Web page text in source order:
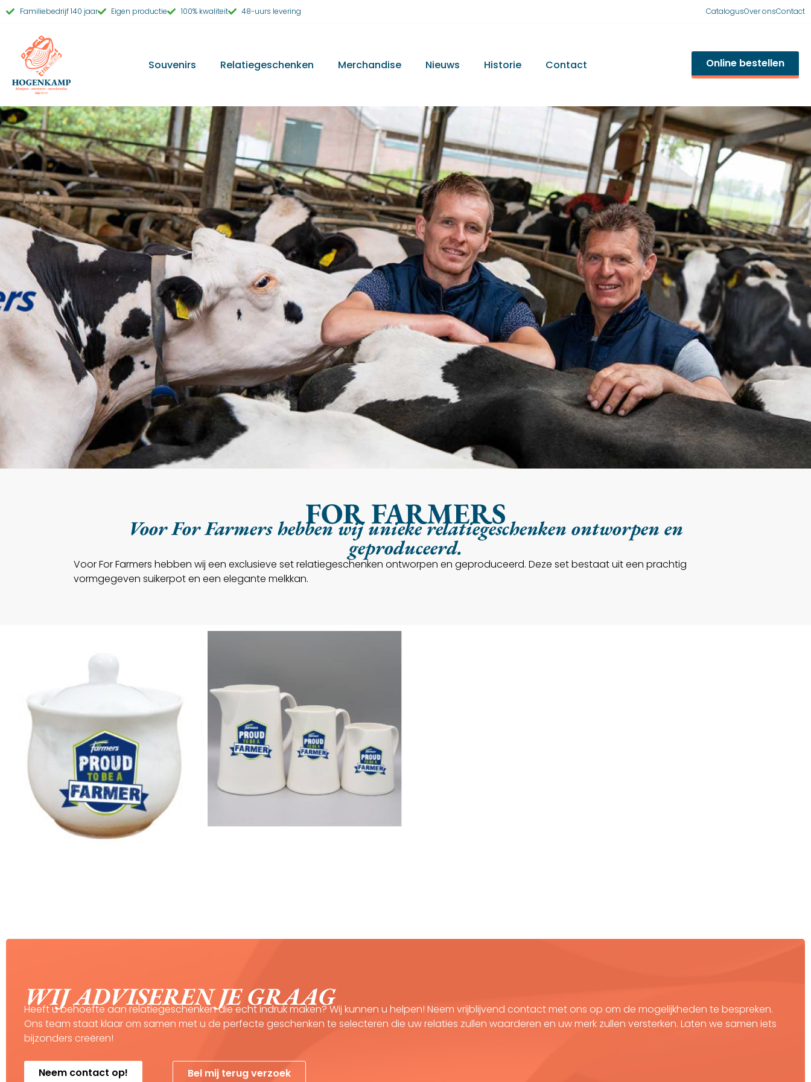
Familiebedrijf 140 jaar Eigen productie 100% kwaliteit 48-uurs levering CatalogusOver onsContact
Souvenirs Relatiegeschenken Merchandise Nieuws Historie Contact Online bestellen
FOR FARMERS
Voor For Farmers hebben wij unieke relatiegeschenken ontworpen en
geproduceerd.
Voor For Farmers hebben wij een exclusieve set relatiegeschenken ontworpen en geproduceerd. Deze set bestaat uit een prachtig
vormgegeven suikerpot en een elegante melkkan.
WIJ ADVISEREN JE GRAAG
Heeft u behoefte aan relatiegeschenken die echt indruk maken? Wij kunnen u helpen! Neem vrijblijvend contact met ons op om de mogelijkheden te bespreken.
Ons team staat klaar om samen met u de perfecte geschenken te selecteren die uw relaties zullen waarderen en uw merk zullen versterken. Laten we samen iets
bijzonders creëren!
Neem contact op! Bel mij terug verzoek